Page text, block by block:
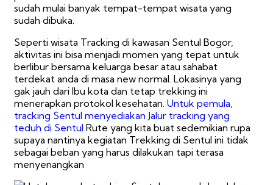
sudah mulai banyak tempat-tempat wisata yang
sudah dibuka.
Seperti wisata Tracking di kawasan Sentul Bogor,
aktivitas ini bisa menjadi momen yang tepat untuk
berlibur bersama keluarga besar atau sahabat
terdekat anda di masa new normal. Lokasinya yang
gak jauh dari Ibu kota dan tetap trekking ini
menerapkan protokol kesehatan. Untuk pemula,
tracking Sentul menyediakan Jalur tracking yang
teduh di Sentul Rute yang kita buat sedemikian rupa
supaya nantinya kegiatan Trekking di Sentul ini tidak
sebagai beban yang harus dilakukan tapi terasa
menyenangkan